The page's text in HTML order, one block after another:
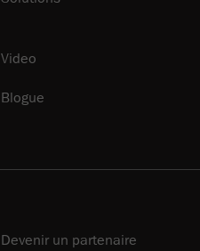
Video
Blogue
Devenir un partenaire